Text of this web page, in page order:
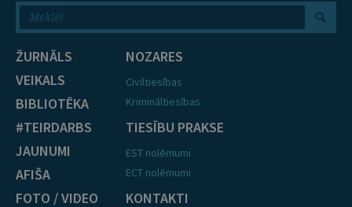
ŽURNĀLS
VEIKALS
BIBLIOTĒKA
#TEIRDARBS
JAUNUMI
AFIŠA
FOTO / VIDEO
NOZARES
Civiltiesības
Krimināltiesības
TIESĪBU PRAKSE
EST nolēmumi
ECT nolēmumi
KONTAKTI